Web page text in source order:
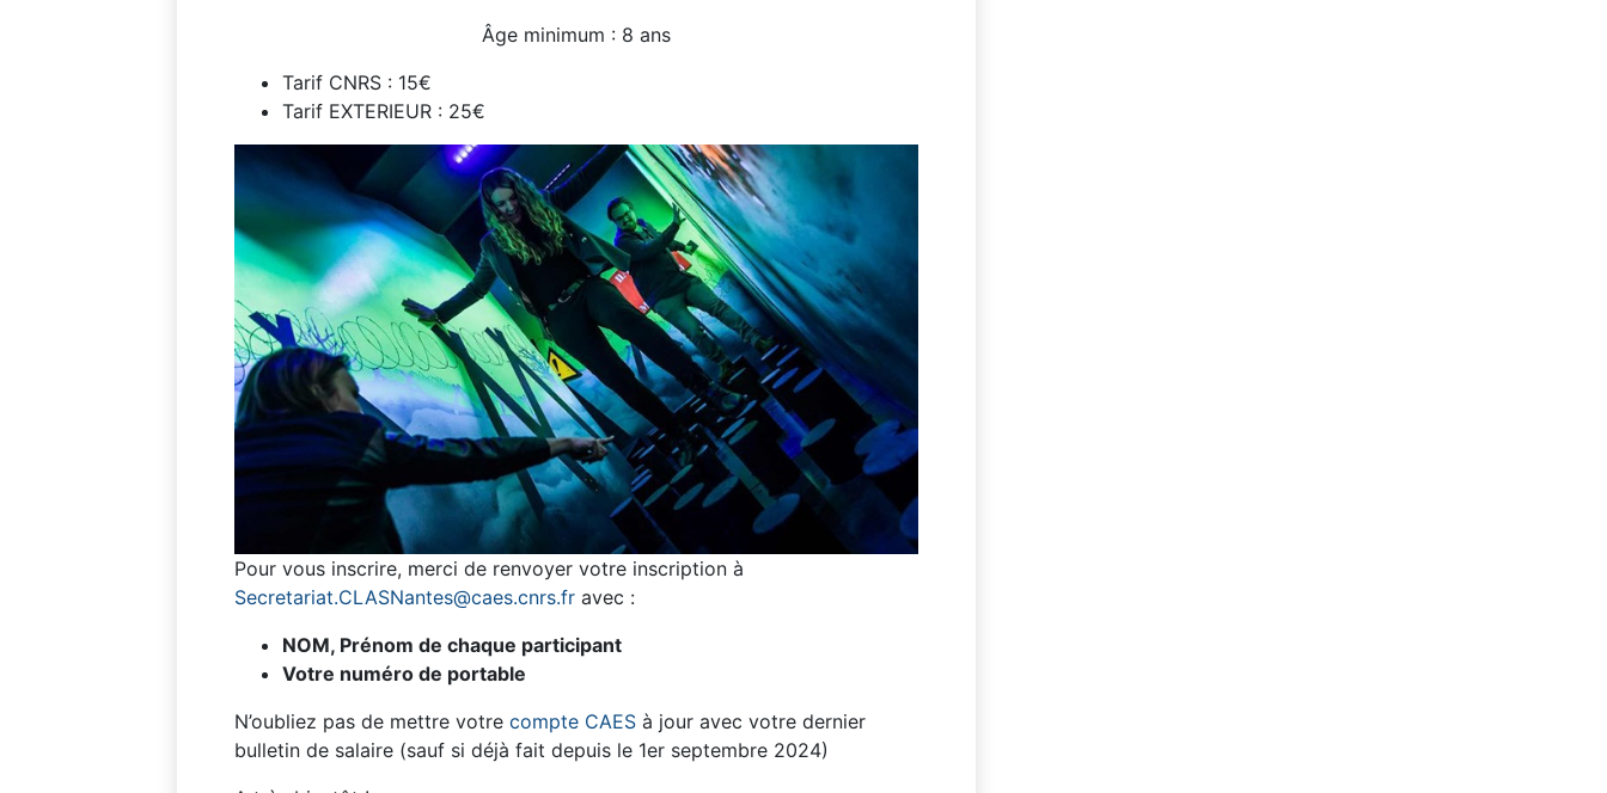
Âge minimum : 8 ans
Tarif CNRS : 15€
Tarif EXTERIEUR : 25€
Pour vous inscrire, merci de renvoyer votre inscription à
Secretariat.CLASNantes@caes.cnrs.fr avec :
NOM, Prénom de chaque participant
Votre numéro de portable
N’oubliez pas de mettre votre compte CAES à jour avec votre dernier
bulletin de salaire (sauf si déjà fait depuis le 1er septembre 2024)